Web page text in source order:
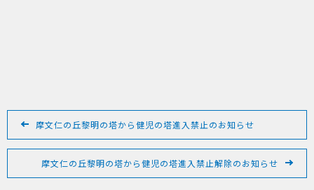
投
ナ
ゲ
摩文仁の丘黎明の塔から健児の塔進入禁止のお知らせ
摩文仁の丘黎明の塔から健児の塔進入禁止解除のお知らせ